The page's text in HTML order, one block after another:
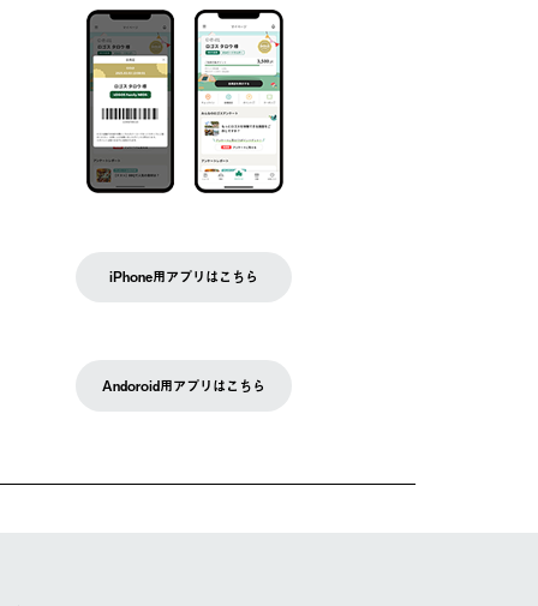
iPhone用アプリはこちら
Andoroid用アプリはこちら